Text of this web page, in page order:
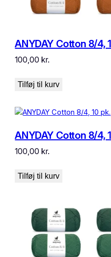
ANYDAY Cotton 8/4,
100,00kr.
Tilføj til kurv
ANYDAY Cotton 8/4,
100,00kr.
Tilføj til kurv